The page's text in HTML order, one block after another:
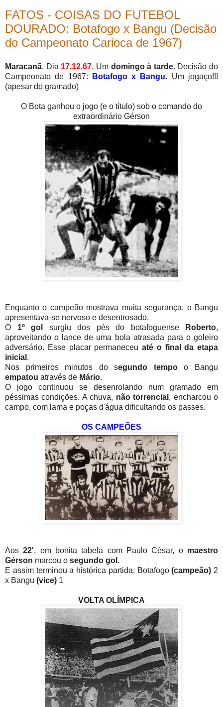
FATOS - COISAS DO FUTEBOL
DOURADO: Botafogo x Bangu (Decisão
do Campeonato Carioca de 1967)
Maracanã. Dia 17.12.67. Um domingo à tarde. Decisão do
Campeonato de 1967:
Botafogo x Bangu. Um jogaço!!!
(apesar do gramado)
O Bota ganhou o jogo (e o título) sob o comando do
extraordinário Gérson
Enquanto o campeão mostrava muita segurança, o Bangu
apresentava-se nervoso e desentrosado.
O 1º gol surgiu dos pés do botafoguense Roberto,
aproveitando o lance de uma bola atrasada para o goleiro
adversário. Esse placar permaneceu até o final da etapa
inicial .
Nos primeiros minutos do segundo tempoo Bangu
empatou através de Mário.
O jogo continuou se desenrolando num gramado em
péssimas condições. A chuva, não torrencial , encharcou o
campo, com lama e poças d'água dificultando os passes.
OS CAMPEÕES
Aos22', em bonita tabela com Paulo César, o maestro
Gérson marcou o segundo gol .
E assim terminou a histórica partida: Botafogo(campeão) 2
x Bangu (vice) 1
VOLTA OLÍMPICA